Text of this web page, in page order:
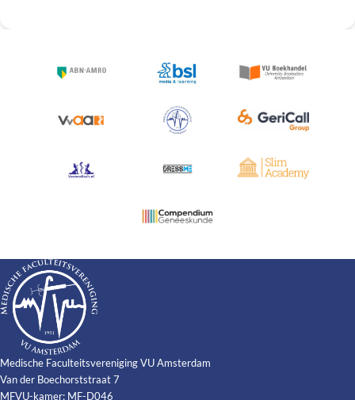
Medische Faculteitsvereniging VU Amsterdam
Van der Boechorststraat 7
MFVU-kamer: MF-D046